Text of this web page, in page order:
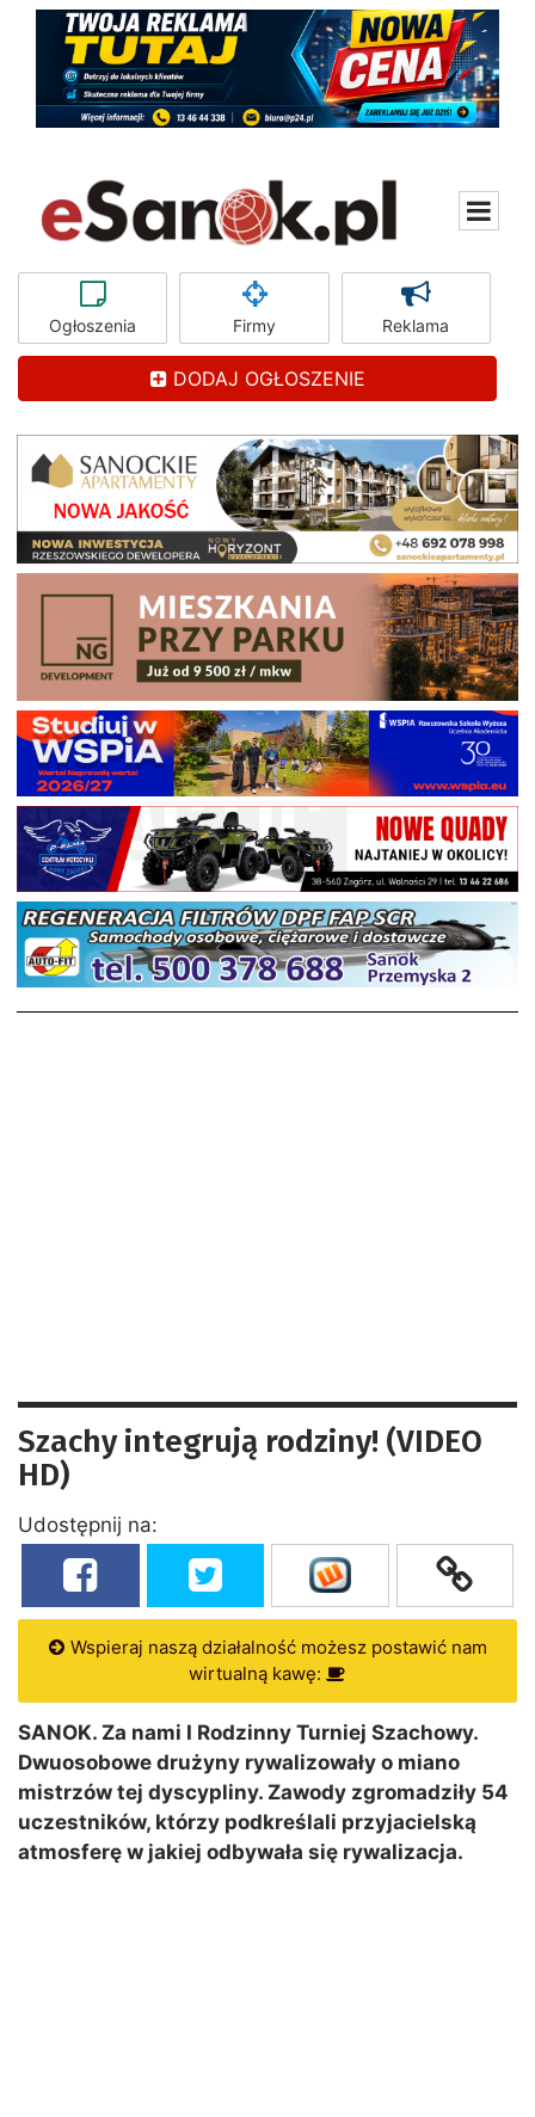
Ogłoszenia Firmy Reklama
DODAJ OGŁOSZENIE
Szachy integrują rodziny! (VIDEO
HD)
Udostępnij na:
Wspieraj naszą działalność możesz postawić nam
wirtualną kawę:
SANOK. Za nami I Rodzinny Turniej Szachowy.
Dwuosobowe drużyny rywalizowały o miano
mistrzów tej dyscypliny. Zawody zgromadziły 54
uczestników, którzy podkreślali przyjacielską
atmosferę w jakiej odbywała się rywalizacja.